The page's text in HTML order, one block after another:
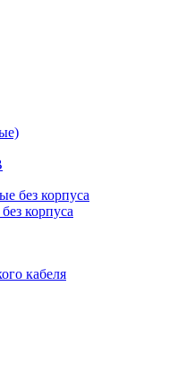
без корпуса
корпуса
кабеля